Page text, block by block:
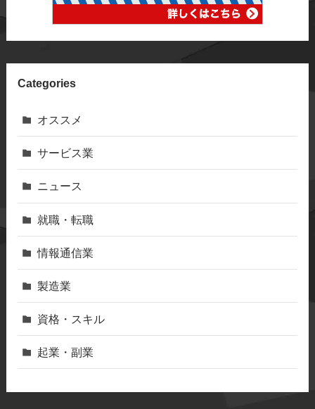
Categories
オススメ
サービス業
ニュース
就職・転職
情報通信業
製造業
資格・スキル
起業・副業